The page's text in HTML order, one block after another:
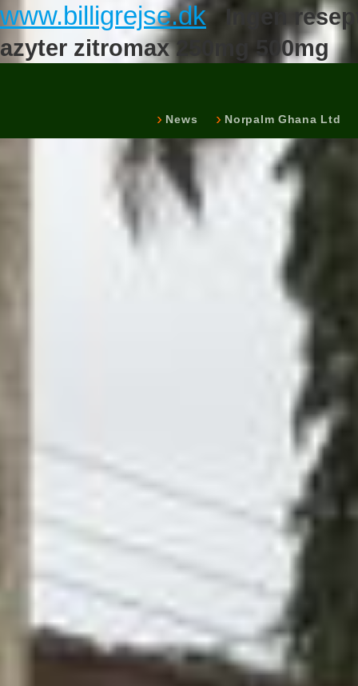
www.billigrejse.dk
Ingen
azyter zitromax 250mg 500mg
News Norpalm Ghana Ltd